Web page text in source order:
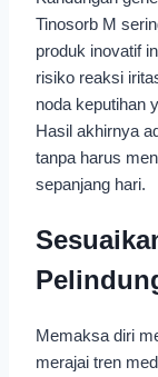
Tinosorb M
produk inovatif
risiko reaksi
noda keputihan
Hasil akhirnya
tanpa harus
sepanjang hari.
Memaksa diri
merajai tren